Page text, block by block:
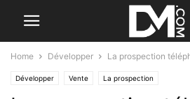
Home Développer La prospection
Développer Vente La prospection